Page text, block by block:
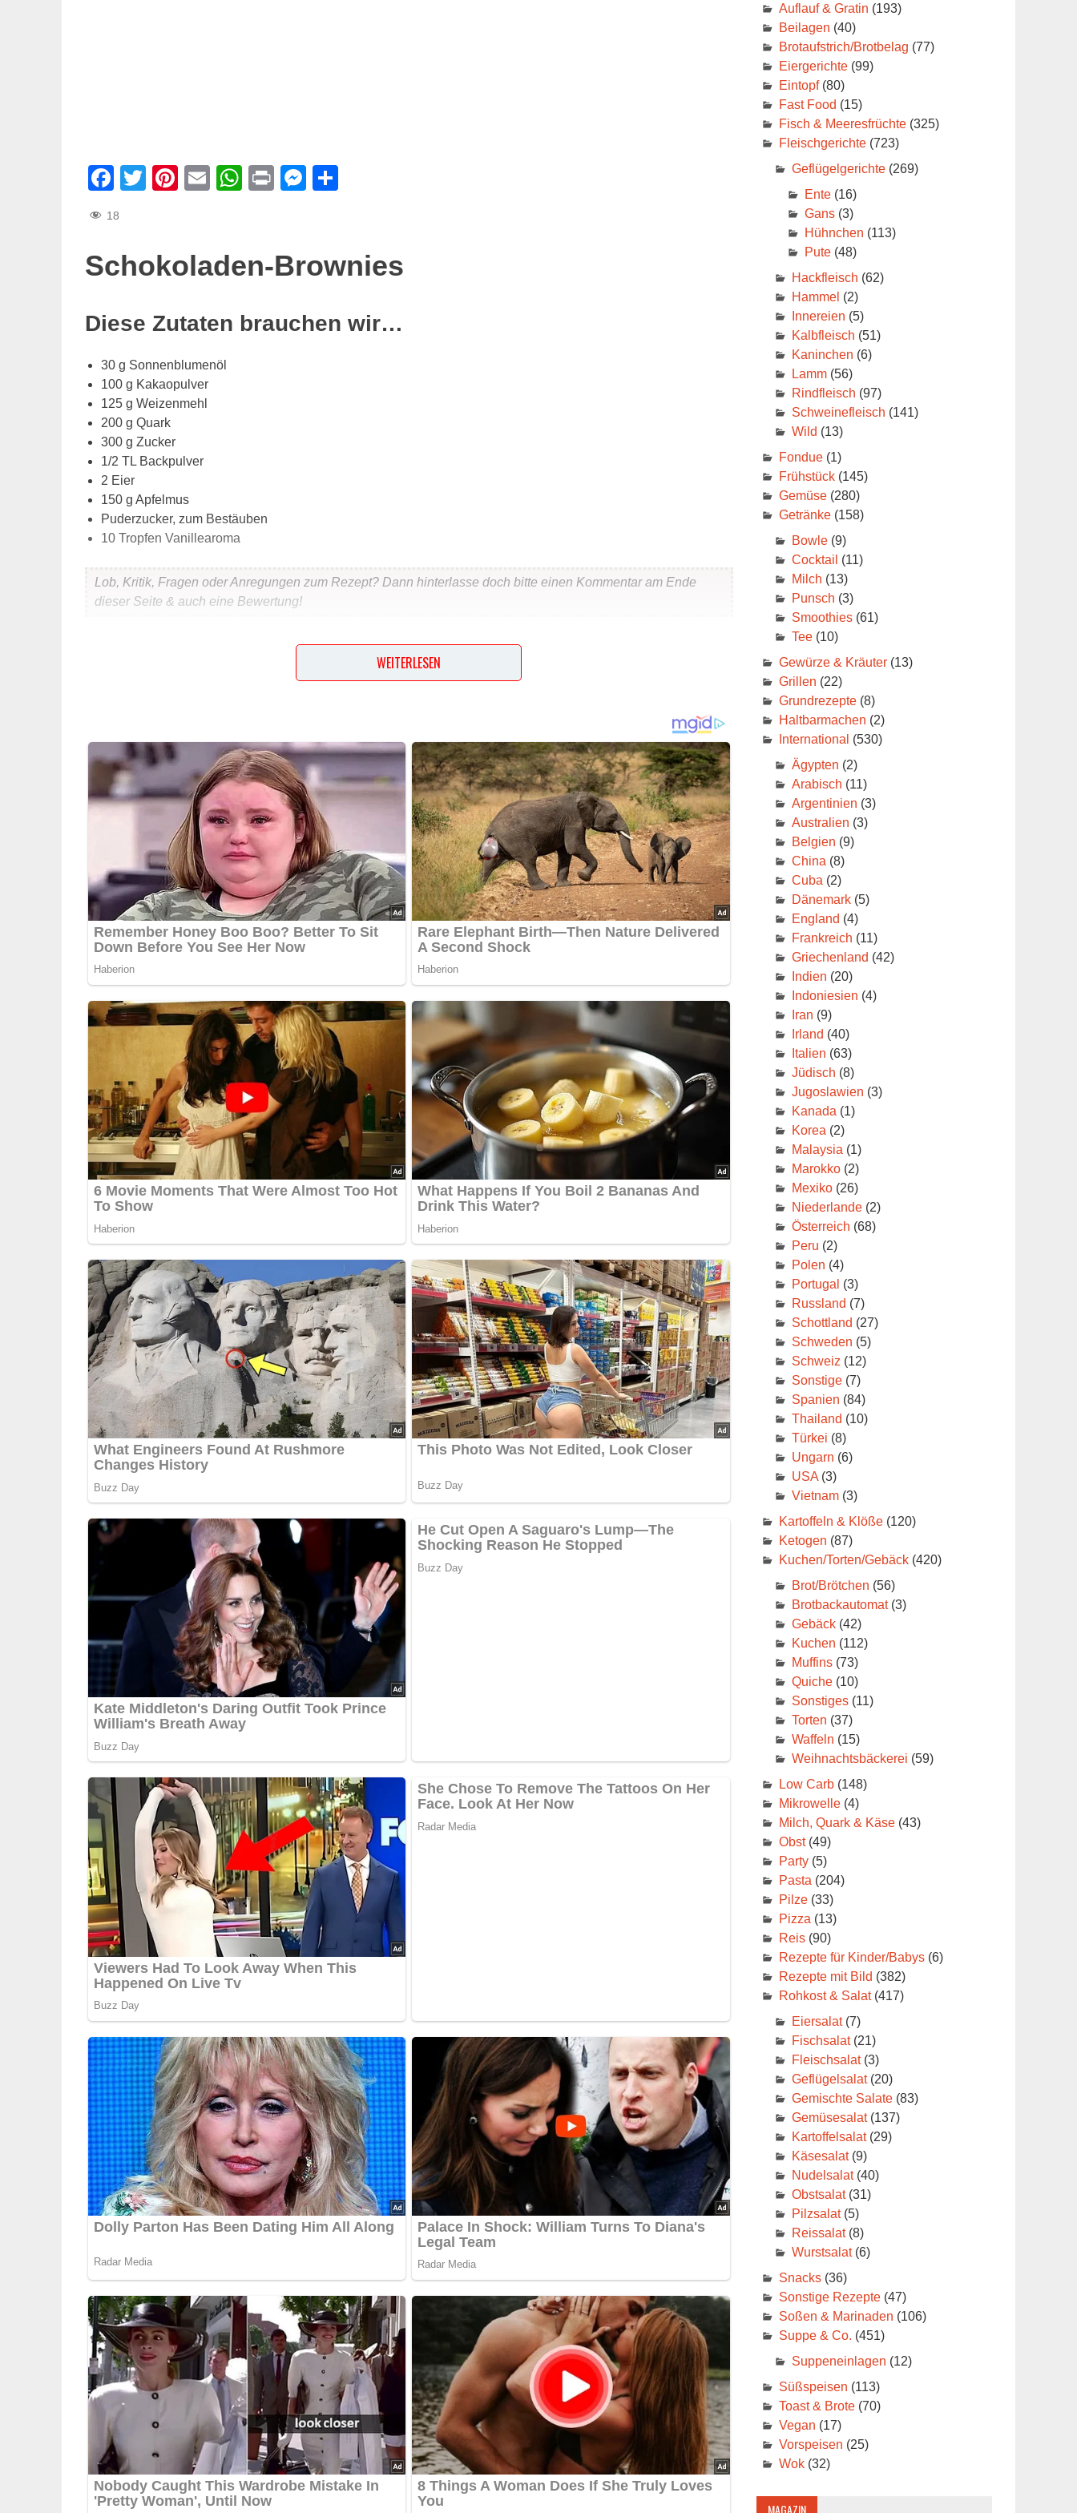
Facebook
Twitter
Pinterest
EmailWhatsApp
PrintMessenger
Teilen
18
Schokoladen-Brownies
Diese Zutaten brauchen wir…
30 g Sonnenblumenöl
100 g Kakaopulver
125 g Weizenmehl
200 g Quark
300 g Zucker
1/2 TL Backpulver
2 Eier
150 g Apfelmus
Puderzucker, zum Bestäuben
10 Tropfen Vanillearoma
Lob, Kritik, Fragen oder Anregungen zum Rezept? Dann hinterlasse doch bitte einen Kommentar am Ende
dieser Seite & auch eine Bewertung!
Und so wird es gemacht…
Eier, Zucker, Vanillearoma, Öl, Quark und Apfelmus in einer großen Schüssel verrühren.
Zum Mehl geben und gut untermischen.
Den Teig in die vorbereitete Form geben und 30 Minuten backen, bis ein in die Mitte gesteckter Spieß beim
Gartest ohne Teigreste herausgezogen werden kann.
Brownieplatte 5 Minuten in der Form ruhen lasen, dann auf ein Drahtgitter stürzen und ganz abkühlen lassen
(der Teig fällt beim Abkühlen in der Mitte leicht ein).
Brownieplatte mit Puderzucker bestäuben, in Stücke schneiden und servieren.
4/5(1 Bewertung)
WEITERLESEN
Auflauf & Gratin (193)
Beilagen (40)
Brotaufstrich/Brotbelag (77)
Eiergerichte(99)
Eintopf(80)
Fast Food (15)
Fisch & Meeresfrüchte(325)
Fleischgerichte(723)
Geflügelgerichte(269)
Ente(16)
Gans(3)
Hühnchen (113)
Pute(48)
Hackfleisch (62)
Hammel (2)
Innereien (5)
Kalbfleisch (51)
Kaninchen (6)
Lamm(56)
Rindfleisch (97)
Schweinefleisch (141)
Wild (13)
Fondue(1)
Frühstück(145)
Gemüse(280)
Getränke(158)
Bowle(9)
Cocktail (11)
Milch (13)
Punsch (3)
Smoothies(61)
Tee(10)
Gewürze & Kräuter(13)
Grillen (22)
Grundrezepte(8)
Haltbarmachen (2)
International (530)
Ägypten (2)
Arabisch (11)
Argentinien (3)
Australien (3)
Belgien (9)
China (8)
Cuba (2)
Dänemark(5)
England (4)
Frankreich (11)
Griechenland (42)
Indien (20)
Indoniesien (4)
Iran (9)
Irland (40)
Italien (63)
Jüdisch (8)
Jugoslawien (3)
Kanada (1)
Korea (2)
Malaysia (1)
Marokko(2)
Mexiko(26)
Niederlande(2)
Österreich (68)
Peru (2)
Polen (4)
Portugal (3)
Russland (7)
Schottland (27)
Schweden (5)
Schweiz (12)
Sonstige(7)
Spanien (84)
Thailand (10)
Türkei (8)
Ungarn (6)
USA(3)
Vietnam(3)
Kartoffeln & Klöße(120)
Ketogen (87)
Kuchen/Torten/Gebäck(420)
Brot/Brötchen (56)
Brotbackautomat(3)
Gebäck(42)
Kuchen (112)
Muffins(73)
Quiche(10)
Sonstiges(11)
Torten (37)
Waffeln (15)
Weihnachtsbäckerei (59)
Low Carb(148)
Mikrowelle(4)
Milch, Quark & Käse(43)
Obst(49)
Party(5)
Pasta (204)
Pilze(33)
Pizza (13)
Reis(90)
Rezepte für Kinder/Babys(6)
Rezepte mit Bild (382)
Rohkost & Salat(417)
Eiersalat(7)
Fischsalat(21)
Fleischsalat(3)
Geflügelsalat(20)
Gemischte Salate(83)
Gemüsesalat(137)
Kartoffelsalat(29)
Käsesalat(9)
Nudelsalat(40)
Obstsalat(31)
Pilzsalat(5)
Reissalat(8)
Wurstsalat(6)
Snacks(36)
Sonstige Rezepte(47)
Soßen & Marinaden (106)
Suppe & Co. (451)
Suppeneinlagen (12)
Süßspeisen (113)
Toast & Brote(70)
Vegan (17)
Vorspeisen (25)
Wok(32)